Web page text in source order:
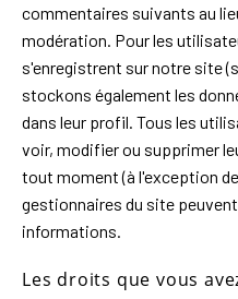
commentaires suivants au
modération. Pour les
s'enregistrent sur notre site
stockons également les
dans leur profil. Tous les
voir, modifier ou supprimer
tout moment (à l'exception
gestionnaires du site
informations.
Les droits que vous